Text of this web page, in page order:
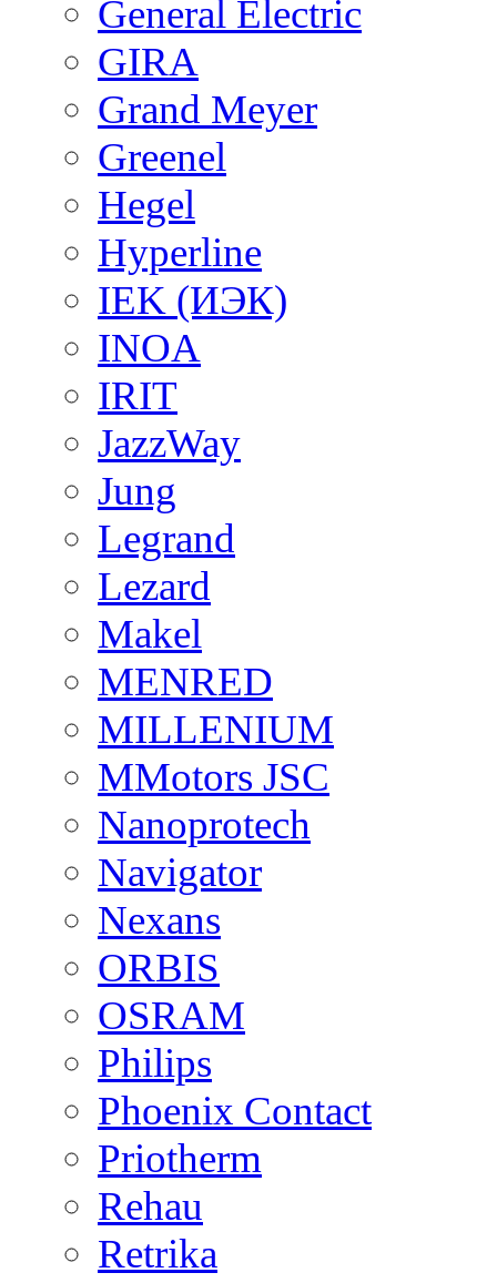
General Electric
GIRA
Grand Meyer
Greenel
Hegel
Hyperline
IEK (ИЭК)
INOA
IRIT
JazzWay
Jung
Legrand
Lezard
Makel
MENRED
MILLENIUM
MMotors JSC
Nanoprotech
Navigator
Nexans
ORBIS
OSRAM
Philips
Phoenix Contact
Priotherm
Rehau
Retrika